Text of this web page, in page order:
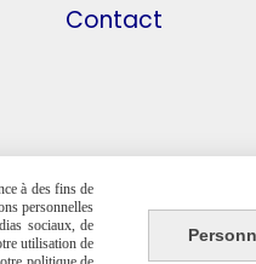
Contact
à des fins de
personnelles
sociaux, de
utilisation de